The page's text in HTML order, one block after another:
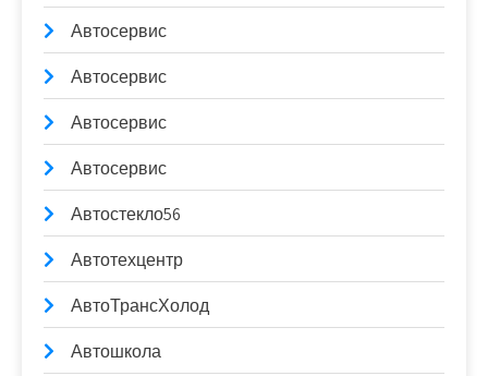
Автосервис
Автосервис
Автосервис
Автосервис
Автостекло56
Автотехцентр
АвтоТрансХолод
Автошкола